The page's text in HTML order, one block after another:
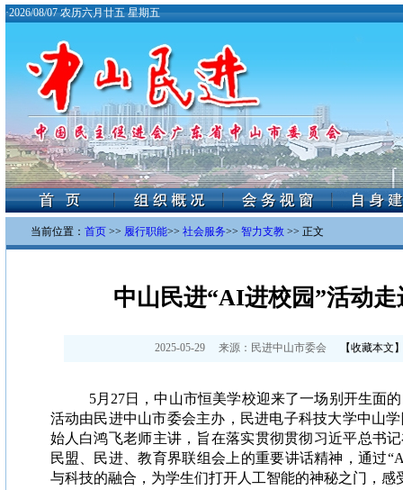
·2026/08/07 农历六月廿五 星期五
当前位置： 首页 >> 履行职能>> 社会服务>> 智力支教 >> 正文
中山民进“AI进校园”活动
2025-05-29 来源： 民进中山市委会 【收藏本文
5月27日，中山市恒美学校迎来了一场别开生面
活动由民进中山市委会主办，民进电子科技大学中山
始人白鸿飞老师主讲，旨在落实贯彻贯彻习近平总书
民盟、民进、教育界联组会上的重要讲话精神，通过
与科技的融合，为学生们打开人工智能的神秘之门，感